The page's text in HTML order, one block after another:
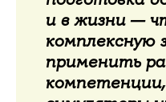
и в жизни —
комплексную
применить